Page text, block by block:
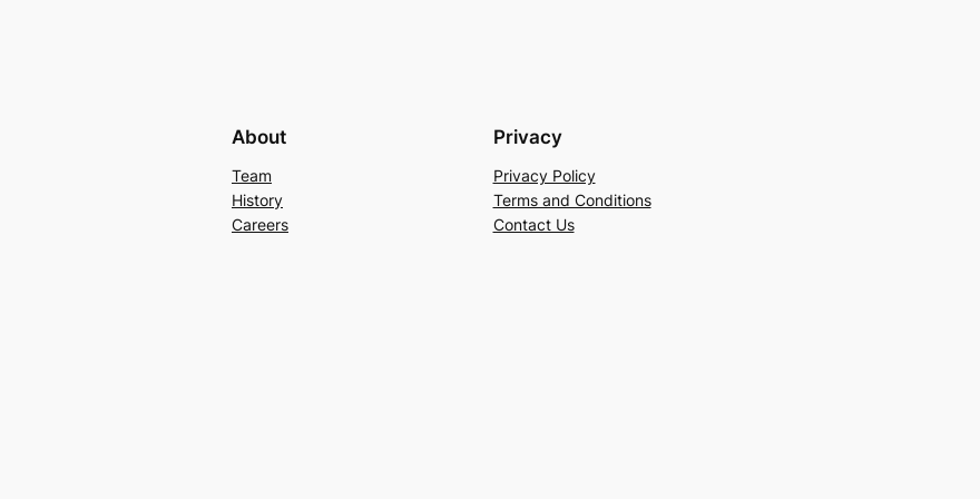
About
Team
History
Careers
Privacy
Privacy Policy
Terms and Conditions
Contact Us